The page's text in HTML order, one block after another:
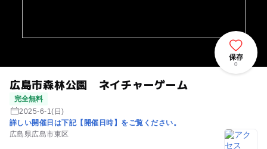
広島市森林公園 ネイチャーゲーム
完全無料
2025-6-1(日)
詳しい開催日は下記【開催日時】をご覧ください。
広島県広島市東区
保存
0